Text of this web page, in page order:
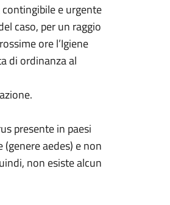
e urgente
caso, per un raggio
ore l’Igiene
di ordinanza al
presente in paesi
aedes) e non
non esiste alcun